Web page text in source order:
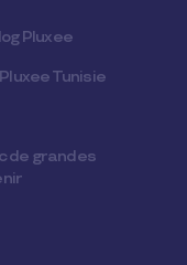
Pluxee
Tunisie
de grandes